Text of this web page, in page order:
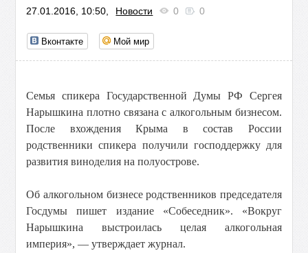
27.01.2016, 10:50, Новости 0 0
Вконтакте Мой мир
Семья спикера Государственной Думы РФ Сергея
Нарышкина плотно связана с алкогольным бизнесом.
После вхождения Крыма в состав России
родственники спикера получили господдержку для
развития виноделия на полуострове.
Об алкогольном бизнесе родственников председателя
Госдумы пишет издание «Собеседник». «Вокруг
Нарышкина выстроилась целая алкогольная
империя», — утверждает журнал.